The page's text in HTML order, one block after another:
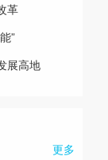
革
”
展高地
更多